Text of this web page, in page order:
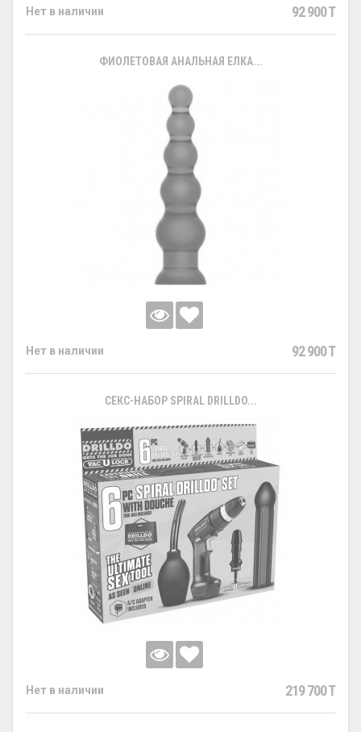
Нет в наличии 92 900 T
ФИОЛЕТОВАЯ АНАЛЬНАЯ ЕЛКА...
Нет в наличии 92 900 T
СЕКС-НАБОР SPIRAL DRILLDO...
Нет в наличии 219 700 T